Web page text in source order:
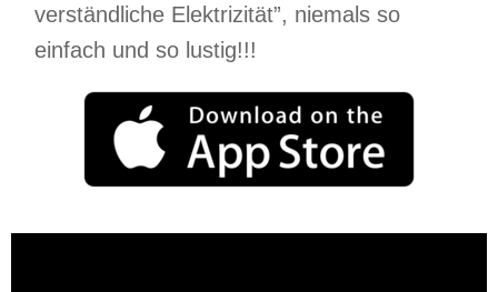
verständliche Elektrizität”, niemals so
einfach und so lustig!!!